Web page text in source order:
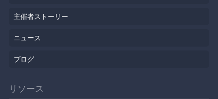
主催者ストーリー
ニュース
ブログ
リソース